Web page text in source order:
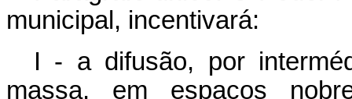
municipal, incentivará:
I - a difusão, por
massa, em espaços